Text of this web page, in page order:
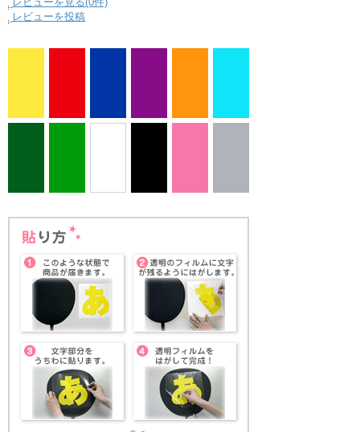
レビューを投稿